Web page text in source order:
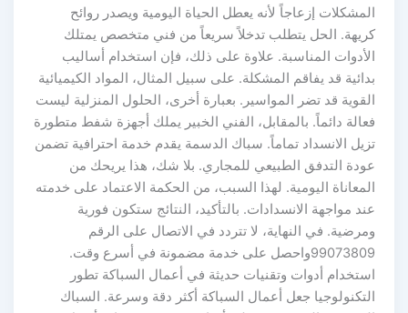
المشكلات إزعاجاً لأنه يعطل الحياة اليومية ويصدر روائح
كريهة. الحل يتطلب تدخلاً سريعاً من فني متخصص يمتلك
الأدوات المناسبة. علاوة على ذلك، فإن استخدام أساليب
بدائية قد يفاقم المشكلة. على سبيل المثال، المواد الكيميائية
القوية قد تضر المواسير. بعبارة أخرى، الحلول المنزلية ليست
فعالة دائماً. بالمقابل، الفني الخبير يملك أجهزة شفط متطورة
تزيل الانسداد تماماً. سباك الدسمة يقدم خدمة احترافية تضمن
عودة التدفق الطبيعي للمجاري. بلا شك، هذا يريحك من
المعاناة اليومية. لهذا السبب، من الحكمة الاعتماد على خدمته
عند مواجهة الانسدادات. بالتأكيد، النتائج ستكون فورية
ومرضية. في النهاية، لا تتردد في الاتصال على الرقم
99073809واحصل على خدمة مضمونة في أسرع وقت.
استخدام أدوات وتقنيات حديثة في أعمال السباكة تطور
التكنولوجيا جعل أعمال السباكة أكثر دقة وسرعة. السباك